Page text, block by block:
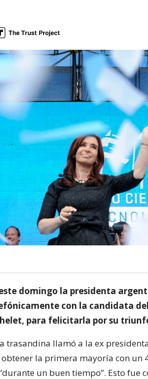
domingo la presidenta
con la candidata
para felicitarla por su
trasandina llamó a la ex
la primera mayoría con un
un buen tiempo”. Esto